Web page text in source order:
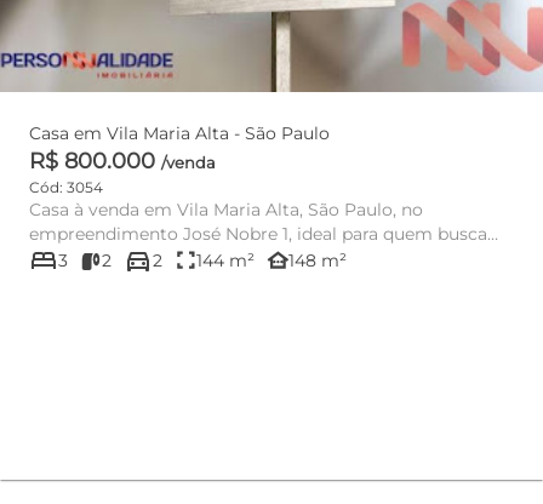
Casa em Vila Maria Alta - São Paulo
R$ 800.000 /venda
Cód: 3054
Casa à venda em Vila Maria Alta, São Paulo, no
empreendimento José Nobre 1, ideal para quem busca
conforto, praticidade...
bed3 2 directions_car2 fullscreen144 m² other_houses148 m²